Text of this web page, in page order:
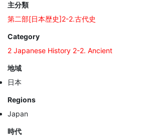
主分類
第二部[日本歴史]2-2.古代史
Category
2 Japanese History 2-2. Ancient
地域
日本
Regions
Japan
時代